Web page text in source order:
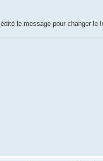
le message pour changer le